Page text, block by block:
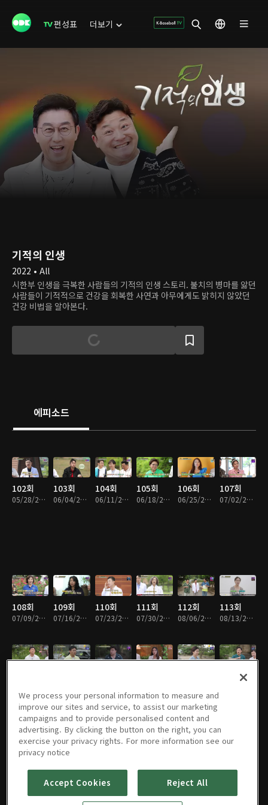
편성표 더보기
기적의 인생
2022 • All
시한부 인생을 극복한 사람들의 기적의 인생 스토리. 불치의 병마를 앓던
사람들이 기적적으로 건강을 회복한 사연과 아무에게도 밝히지 않았던
건강 비법을 알아본다.
에피소드
102회
05/28/2022 • 58분
103회
06/04/2022 • 58분
104회
06/11/2022 • 58분
105회
06/18/2022 • 57분
106회
06/25/2022 • 57분
107회
07/02/2022 • 58분
108회
07/09/2022 • 57분
109회
07/16/2022 • 57분
110회
07/23/2022 • 58분
111회
07/30/2022 • 57분
112회
08/06/2022 • 58분
113회
08/13/2022 • 57분
119회
120회
10/08/2022 • 57분
121회 122회 123회 124회 125회
We process your personal information to measure and
improve our sites and service, to assist our marketing
campaigns and to provide personalised content and
advertising. By clicking the button on the right, you can
exercise your privacy rights. For more information see our
privacy notice
Accept Cookies Reject All